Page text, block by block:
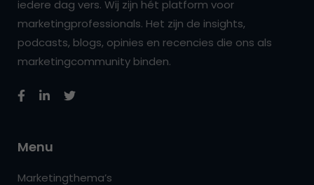
iedere dag vers. Wij zijn hét platform voor
marketingprofessionals. Het zijn de insights,
podcasts, blogs, opinies en recencies die ons als
marketingcommunity binden.
Menu
Marketingthema’s